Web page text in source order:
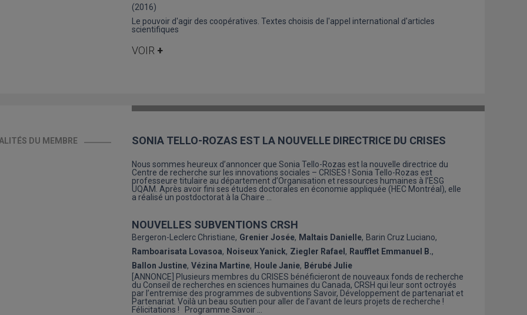
(2016)
Le pouvoir d'agir des coopératives. Textes choisis de l'appel international d'articles
scientifiques
VOIR +
DU MEMBRE SONIA TELLO-ROZAS EST LA NOUVELLE DIRECTRICE DU CRISES
Nous sommes heureux d’annoncer que Sonia Tello-Rozas est la nouvelle directrice du
Centre de recherche sur les innovations sociales – CRISES ! Sonia Tello-Rozas est
professeure titulaire au département d’Organisation et ressources humaines à l’ESG
UQAM. Après avoir fini ses études doctorales en économie appliquée (HEC Montréal), elle
a réalisé un postdoctorat à la Chaire …
NOUVELLES SUBVENTIONS CRSH
Bergeron-Leclerc Christiane Grenier Josée Maltais Danielle Barin Cruz Luciano
Ramboarisata Lovasoa
Noiseux Yanick Ziegler Rafael
Raufflet Emmanuel B.
Ballon Justine Vézina Martine Houle Janie
Bérubé Julie
[ANNONCE] Plusieurs membres du CRISES bénéficieront de nouveaux fonds de recherche
du Conseil de recherches en sciences humaines du Canada, CRSH qui leur sont octroyés
par l’entremise des programmes de subventions Savoir, Développement de partenariat et
Partenariat. Voilà un beau soutien pour aller de l’avant de leurs projets de recherche !
Félicitations ! Programme Savoir …